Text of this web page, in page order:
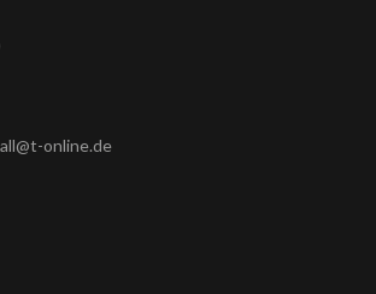
online.de